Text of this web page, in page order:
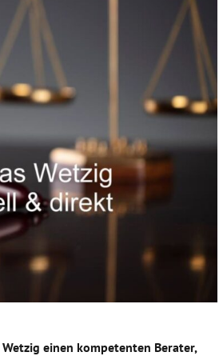
einen kompetenten Berater,